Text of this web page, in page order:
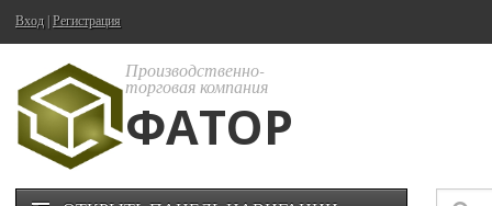
Вход Регистрация
Производственно-
торговая компания
ФАТОР